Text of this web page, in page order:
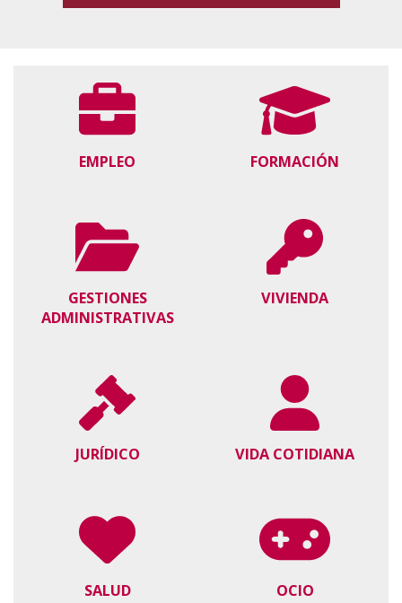
EMPLEO FORMACIÓN
GESTIONES
ADMINISTRATIVAS
VIVIENDA
JURÍDICO VIDA COTIDIANA
SALUD OCIO